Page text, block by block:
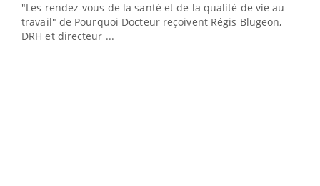
"Les rendez-vous de la santé et de la qualité de vie au
travail" de Pourquoi Docteur reçoivent Régis Blugeon,
DRH et directeur ...